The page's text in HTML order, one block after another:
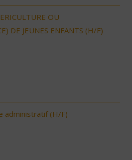
OU
DE JEUNES ENFANTS (H/F)
administratif (H/F)